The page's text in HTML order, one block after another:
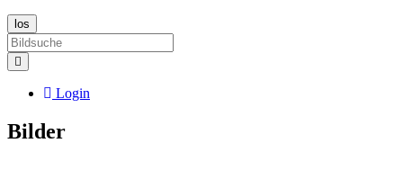
Login
Bilder